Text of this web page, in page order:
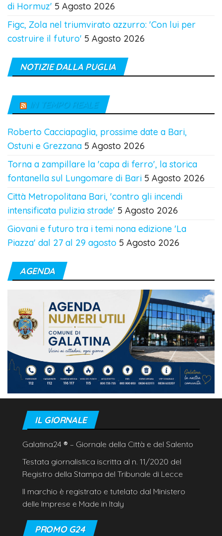
di Hormuz' 5 Agosto 2026
Figc, Zola nel triumvirato azzurro: 'Con lui per
costruire il futuro' 5 Agosto 2026
NOTIZIE DALLA PUGLIA
IN TEMPO REALE
Roberto Cacciapaglia, prossime date a Bari,
Ostuni e Grezzana 5 Agosto 2026
Torna a zampillare la 'capa di ferro', la storica
fontanella sul Lungomare di Bari 5 Agosto 2026
Città Metropolitana Bari, 'contro gli incendi
intensificata pulizia strade' 5 Agosto 2026
Giovani e futuro tra i temi nona edizione 'La
Piazza' dal 27 al 29 agosto 5 Agosto 2026
AGENDA
IL GIORNALE
Galatina24 ® – Giornale della Città e del Salento
Testata giornalistica iscritta al n. 11/2020 del
Registro della Stampa del Tribunale di Lecce
Il marchio è registrato e tutelato dal Ministero
delle Imprese e Made in Italy
PROMO G24